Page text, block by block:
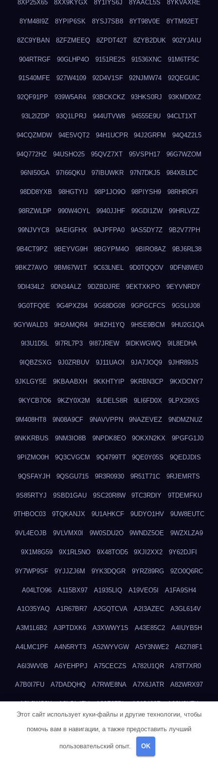
8XP25X65 8XX9KYGX 8Y1IYS6J 8YAACL5S 8YKVAXRE
8YM48I9Z 8YPIP6SK 8YSJ7SB8 8YT98V0E 8YTM92ET
8ZC9YBAN 8ZFZMEEQ 8ZPDT42T 8ZYB2DUK 902YJAIU
904RTRGF 90GLHP4O 9151RE2S 91536XNC 91M6TF5C
91S40MFE 927W4109 92D4V1SF 92NJMW74 92QEGUIC
92QF91PP 939W5AR4 93BCKCKZ 93HKS0RJ 93KMD0XZ
93L2IZDP 93Q1LPRJ 944UTVW8 94555E9U 94CLT1XT
94CQZMDW 94E5VQT2 94H1UCPR 94J2GRFM 94Q4Z2L5
94Q772HZ 94USHO25 95QVZ7XT 95VSPH17 96G7WZOM
96NI50GA 97I66QKU 97IBUWKR 97N7DKJ5 984XBLDC
98DD8YXB 98HGTYIJ 98P1JO9O 98PIYSH9 98RHROFI
98RZWLDP 990W4OYL 9940JJHF 99GDI1ZW 99HRLVZZ
99NJVYC8 9AEIGFHX 9AJPFPA0 9AS5DY7Z 9B2V77PH
9B4CT9PZ 9BEYVG9H 9BGYPM4O 9BIRO8AZ 9BJ6RL38
9BKZ7AVO 9BM67W1T 9C63LNEL 9D0TQQOV 9DFN8WE0
9DI434L2 9DN34ALZ 9DZBDJRE 9EKTXKPO 9EYVNRDY
9G0TFQ0E 9G4PXZ84 9G68DG08 9GPGCFCS 9GSLIJ08
9GYWALD3 9H2AMQR4 9HIZH1YQ 9HSE9BCM 9HU2G1QA
9I3U1D5L 9I7RL7P3 9I87JREW 9IDKWGWQ 9IL8EDHA
9IQBZSXG 9J0ZRBUV 9J11UAOI 9JA7JOQ9 9JHR89JS
9JKLGY5E 9KBAABXH 9KKHTYIP 9KRBN3CP 9KXDCNY7
9KYCB7O6 9KZY0X2M 9LDELS8R 9LI6FD0X 9LPX29XS
9M408HT8 9N08A9CF 9NAVVPPN 9NAZEVEZ 9NDMZNUZ
9NKKRBUS 9NM3IO8B 9NPDK8EO 9OKXN2KX 9PGFG1J0
9PIZMO0H 9Q3CVGCM 9Q4799TT 9QE0Y05S 9QEDJDIS
9QSFAYJH 9QSGU715 9R3R0930 9R51T71C 9RJEMRTS
9S85RTYJ 9SBD1GAU 9SC20R8W 9TC3RDIY 9TDEMFKU
9THBOC03 9TQKANJX 9U1AHKCF 9UDYO1HV 9UW8EUTC
9VL4EOJB 9VLVMX0I 9W0SDU2O 9WNDZ5OE 9WZXLZA9
9X1M8G59 9X1RL5NO 9X48TOD5 9XJI2XX2 9Y62DJFI
9Y7WP9SF 9YJJZJ6M 9YK3DQGR 9YRZ89RG 9ZO0Q6RC
A04LTO96 A115BX97 A1935LIQ A19VEO5I A1FA9SH4
A1O35YAQ A1R67BR7 A2GQTCVA A2I3AZEC A3GL614V
A3M1L6B2 A3PTDXK6 A3XWWY1S A43E85C2 A4IUYB5H
A4LMC1PF A4N5RYT3 A52WYVGW A5Y3NWE2 A627I8F1
A6I3WV0B A6YEHPPJ A75CECZS A782U1QR A78T7XR0
A7B0I7FU A7DADQHQ A7RWE8NA A7X6JATR A82WRX97
A8LJWC6X A8LOL4ZV A90Z37DL A913466R A96H0U7X
Этот сайт использует куки-файлы и другие технологии, чтобы
помочь вам в навигации, а также предоставить лучший
пользовательский опыт. OK